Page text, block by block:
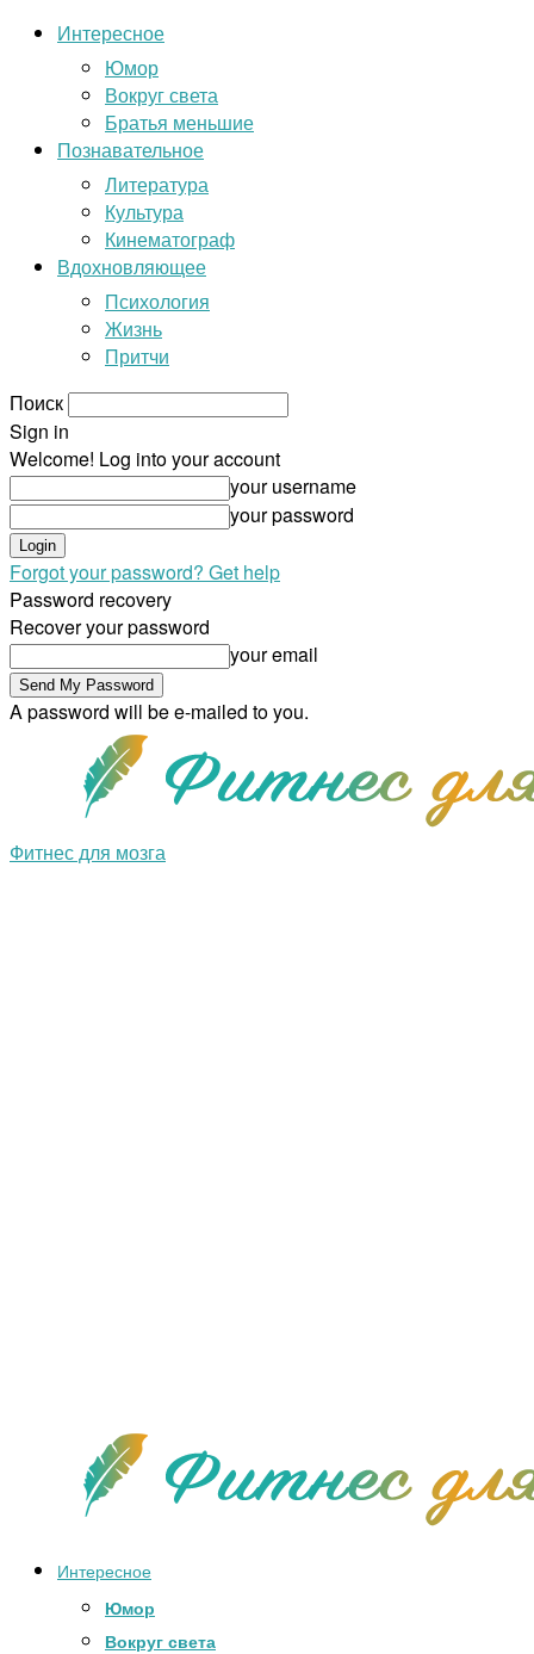
Интересное
Юмор
Вокруг света
Братья меньшие
Познавательное
Литература
Культура
Кинематограф
Вдохновляющее
Психология
Жизнь
Притчи
Поиск
Sign in
Welcome! Log into your account
your username
your password
Forgot your password? Get help
Password recovery
Recover your password
your email
A password will be e-mailed to you.
Фитнес для мозга
Интересное
Юмор
Вокруг света